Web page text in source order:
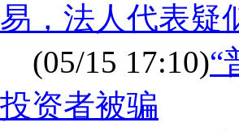
易，法人代表疑
(05/15 17:10)“
投资者被骗